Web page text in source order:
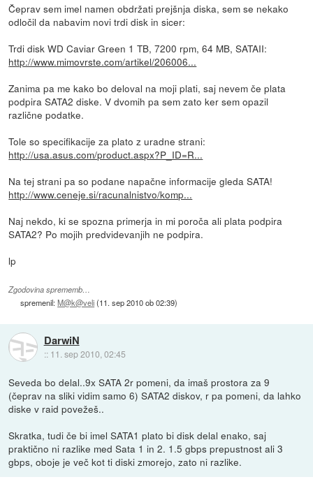
Čeprav sem imel namen obdržati prejšnja diska, sem se nekako
odločil da nabavim novi trdi disk in sicer:
Trdi disk WD Caviar Green 1 TB, 7200 rpm, 64 MB, SATAII:
http://www.mimovrste.com/artikel/206006...
Zanima pa me kako bo deloval na moji plati, saj nevem če plata
podpira SATA2 diske. V dvomih pa sem zato ker sem opazil
različne podatke.
Tole so specifikacije za plato z uradne strani:
http://usa.asus.com/product.aspx?P_ID=R...
Na tej strani pa so podane napačne informacije gleda SATA!
http://www.ceneje.si/racunalnistvo/komp...
Naj nekdo, ki se spozna primerja in mi poroča ali plata podpira
SATA2? Po mojih predvidevanjih ne podpira.
lp
Zgodovina sprememb…
spremenil:M@k@veli(11. sep 2010 ob 02:39)
DarwiN
:: 11. sep 2010, 02:45
Seveda bo delal..9x SATA 2r pomeni, da imaš prostora za 9
(čeprav na sliki vidim samo 6) SATA2 diskov, r pa pomeni, da lahko
diske v raid povežeš..
Skratka, tudi če bi imel SATA1 plato bi disk delal enako, saj
praktično ni razlike med Sata 1 in 2. 1.5 gbps prepustnost ali 3
gbps, oboje je več kot ti diski zmorejo, zato ni razlike.